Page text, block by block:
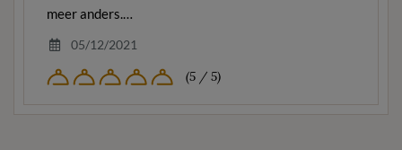
meer anders.…
05/12/2021
(5 / 5)